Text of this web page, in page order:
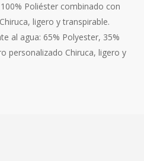
Poliéster combinado con
ligero y transpirable.
al agua: 65% Polyester, 35%
personalizado Chiruca, ligero y